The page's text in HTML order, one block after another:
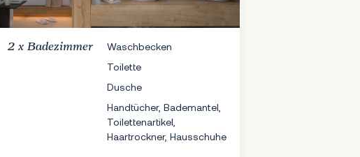
2 x Badezimmer
Waschbecken
Toilette
Dusche
Handtücher, Bademantel,
Toilettenartikel,
Haartrockner, Hausschuhe